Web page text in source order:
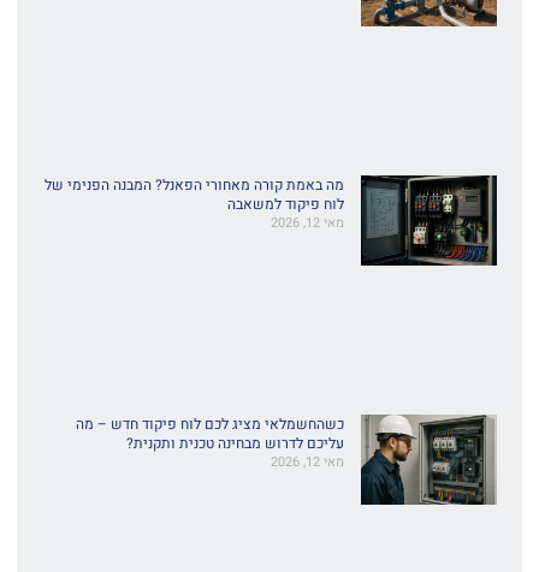
מה באמת קורה מאחורי הפאנל? המבנה הפנימי של
לוח פיקוד למשאבה
מאי 12, 2026
כשהחשמלאי מציג לכם לוח פיקוד חדש – מה
עליכם לדרוש מבחינה טכנית ותקנית?
מאי 12, 2026